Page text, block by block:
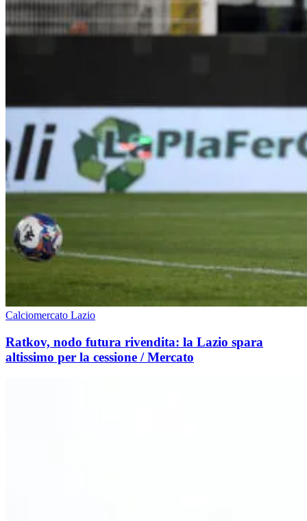
Calciomercato Lazio
Ratkov, nodo futura rivendita: la Lazio spara
altissimo per la cessione / Mercato